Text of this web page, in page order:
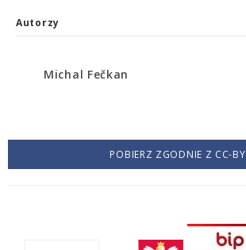
Autorzy
Michal Fečkan
POBIERZ ZGODNIE Z CC-BY